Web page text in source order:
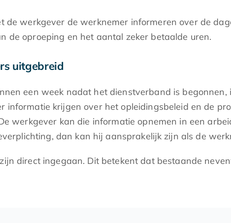
de werkgever de werknemer informeren over de
de oproeping en het aantal zeker betaalde uren.
uitgebreid
een week nadat het dienstverband is
informatie krijgen over het opleidingsbeleid en de
werkgever kan die informatie opnemen in een
dan kan hij aansprakelijk zijn als de
direct ingegaan. Dit betekent dat bestaande